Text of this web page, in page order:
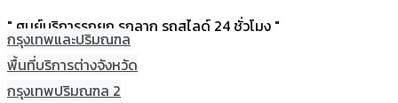
" ศูนย์บริการรถยก รถลาก รถสไลด์ 24 ชั่วโมง "
กรุงเทพและปริมณฑล
พื้นที่บริการต่างจังหวัด
กรุงเทพปริมณฑล 2